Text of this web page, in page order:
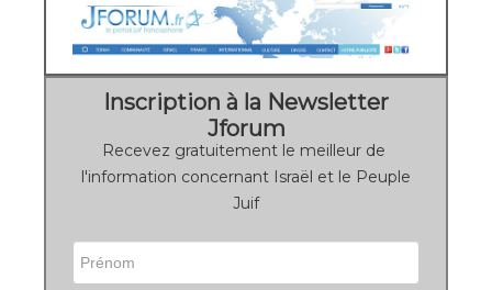
Inscription à la Newsletter
Jforum
Recevez gratuitement le meilleur de
l'information concernant Israël et le Peuple
Juif